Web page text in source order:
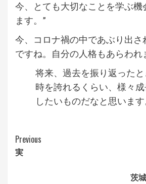
今、とても大切なことを学ぶ機
ます。”
今、コロナ禍の中であぶり出さ
ですね。自分の人格もあらわれ
将来、過去を振り返った
時を誇れるくらい、様々
したいものだなと思います
Continue
Reading
Previous
実
茨